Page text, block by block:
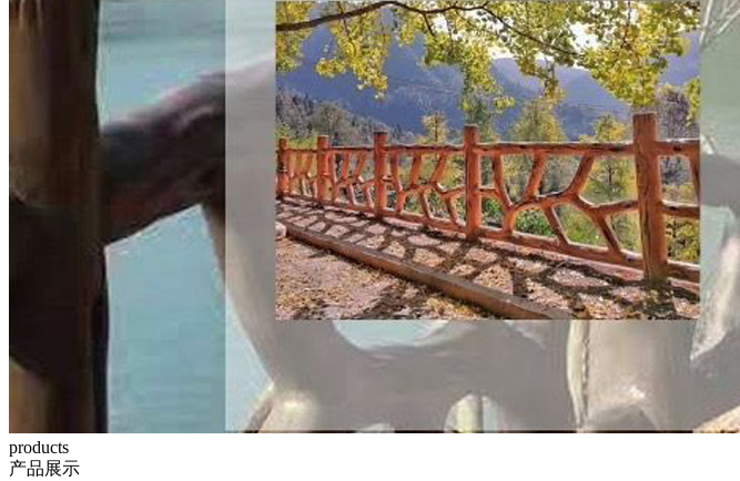
products
产品展示